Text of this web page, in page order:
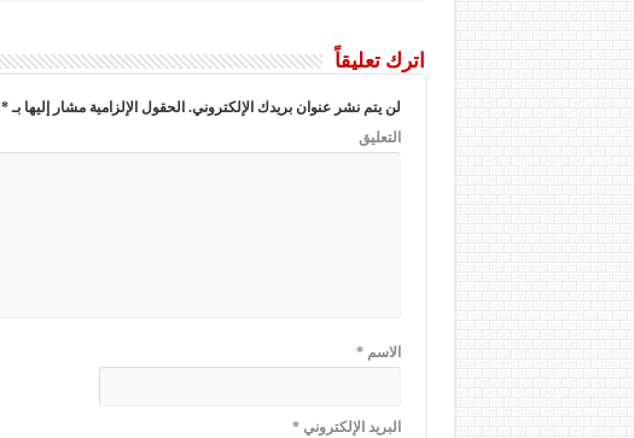
اترك تعليقاً
لن يتم نشر عنوان بريدك الإلكتروني. الحقول الإلزامية مشار إليها بـ*
التعليق
الاسم*
البريد الإلكتروني*